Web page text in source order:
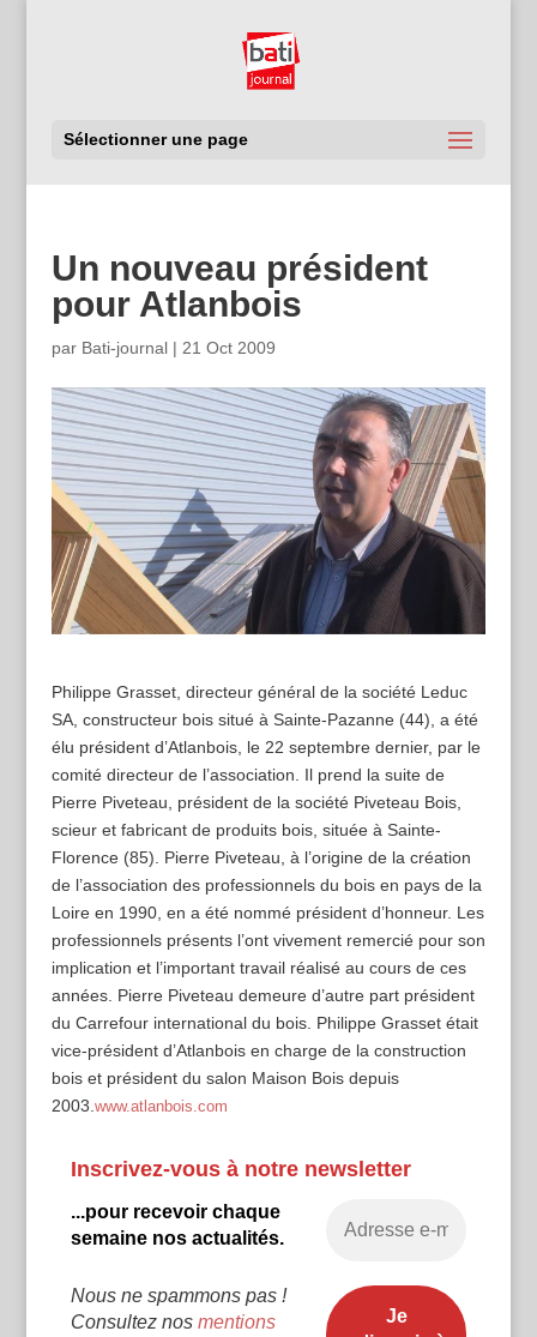
Sélectionner une page
Un nouveau président
pour Atlanbois
par Bati-journal| 21 Oct 2009
Philippe Grasset, directeur général de la société Leduc
SA, constructeur bois situé à Sainte-Pazanne (44), a été
élu président d’Atlanbois, le 22 septembre dernier, par le
comité directeur de l’association. Il prend la suite de
Pierre Piveteau, président de la société Piveteau Bois,
scieur et fabricant de produits bois, située à Sainte-
Florence (85). Pierre Piveteau, à l’origine de la création
de l’association des professionnels du bois en pays de la
Loire en 1990, en a été nommé président d’honneur. Les
professionnels présents l’ont vivement remercié pour son
implication et l’important travail réalisé au cours de ces
années. Pierre Piveteau demeure d’autre part président
du Carrefour international du bois. Philippe Grasset était
vice-président d’Atlanbois en charge de la construction
bois et président du salon Maison Bois depuis
2003. www.atlanbois.com
Inscrivez-vous à notre newsletter
...pour recevoir chaque
semaine nos actualités.
Nous ne spammons pas !
Consultez nos mentions